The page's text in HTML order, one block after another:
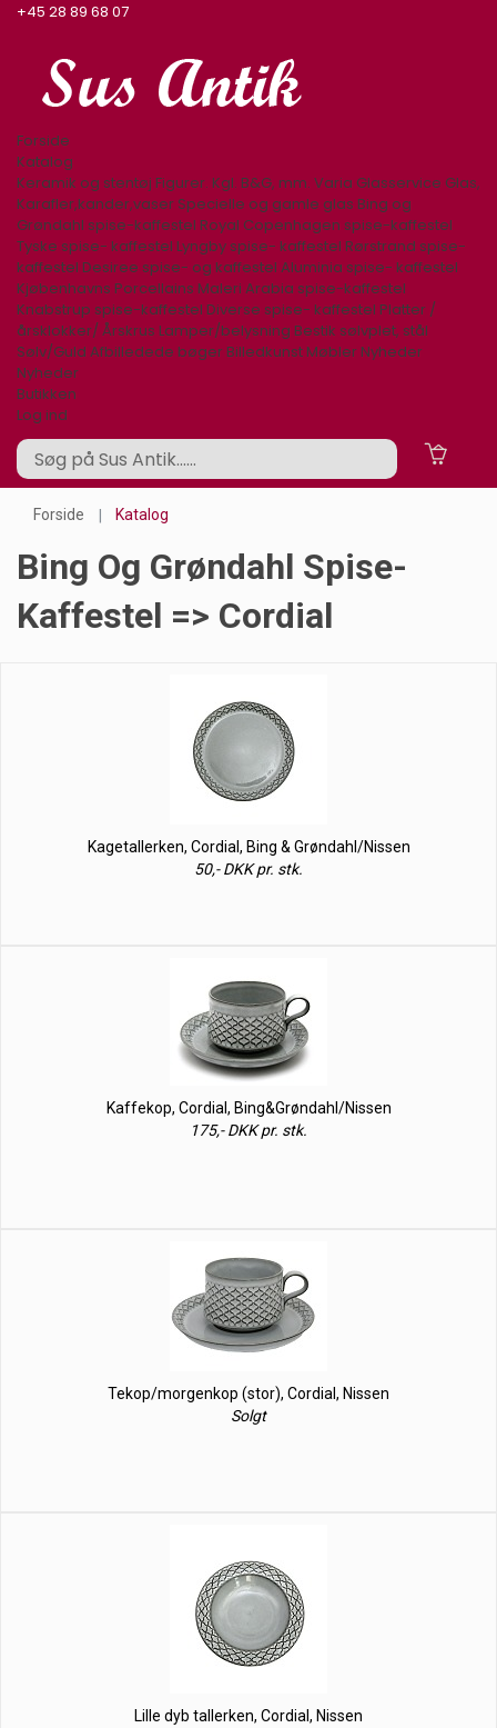
+45 28 89 68 07
Forside
Katalog
Keramik og stentøj Figurer. Kgl. B&G, mm. Varia Glasservice Glas,
Karafler,kander,vaser Specielle og gamle glas Bing og
Grøndahl spise-kaffestel Royal Copenhagen spise-kaffestel
Tyske spise- kaffestel Lyngby spise- kaffestel Rørstrand spise-
kaffestel Desiree spise- og kaffestel Aluminia spise- kaffestel
Kjøbenhavns Porcellains Maleri Arabia spise-kaffestel
Knabstrup spise-kaffestel Diverse spise- kaffestel Platter /
årsklokker/ Årskrus Lamper/belysning Bestik sølvplet, stål
Sølv/Guld Afbilledede bøger Billedkunst Møbler Nyheder
Nyheder
Butikken
Log ind
Forside Katalog
Bing Og Grøndahl Spise-
Kaffestel => Cordial
Kagetallerken, Cordial, Bing & Grøndahl/Nissen
50,- DKK pr. stk.
Kaffekop, Cordial, Bing&Grøndahl/Nissen
175,- DKK pr. stk.
Tekop/morgenkop (stor), Cordial, Nissen
Solgt
Lille dyb tallerken, Cordial, Nissen